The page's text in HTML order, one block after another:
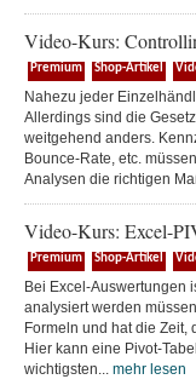
Video-Kurs:
Premium Shop-Artikel
Nahezu jeder
Allerdings sind die
weitgehend anders.
Bounce-Rate, etc.
Analysen die richtigen
Video-Kurs: Excel-
Premium Shop-Artikel
Bei Excel-Auswertungen
analysiert werden
Formeln und hat die
Hier kann eine Pivot-
wichtigsten... mehr lesen